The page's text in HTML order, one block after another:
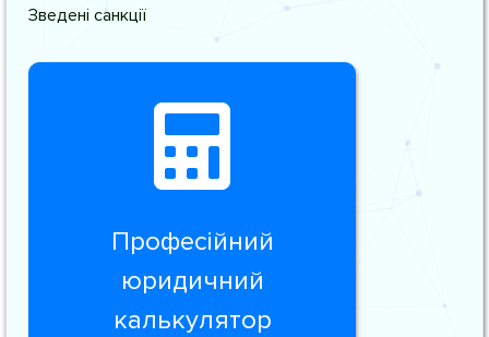
Зведені санкції
Професійний
юридичний
калькулятор